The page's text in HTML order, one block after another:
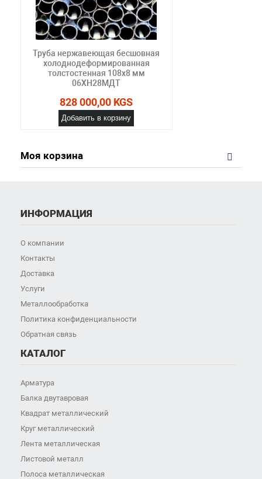
Труба нержавеющая бесшовная
холоднодеформированная
толстостенная 108х8 мм
06ХН28МДТ
828 000,00 KGS
Добавить в корзину
Моя корзина
ИНФОРМАЦИЯ
О компании
Контакты
Доставка
Услуги
Металлообработка
Политика конфиденциальности
Обратная связь
КАТАЛОГ
Арматура
Балка двутавровая
Квадрат металлический
Круг металлический
Лента металлическая
Листовой металл
Полоса металлическая